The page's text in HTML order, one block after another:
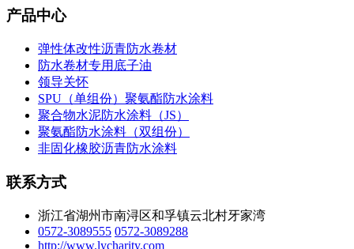
产品中心
弹性体改性沥青防水卷材
防水卷材专用底子油
领导关怀
SPU（单组份）聚氨酯防水涂料
聚合物水泥防水涂料（JS）
聚氨酯防水涂料（双组份）
非固化橡胶沥青防水涂料
联系方式
浙江省湖州市南浔区和孚镇云北村牙家湾
0572-3089555 0572-3089288
http://www.lycharity.com